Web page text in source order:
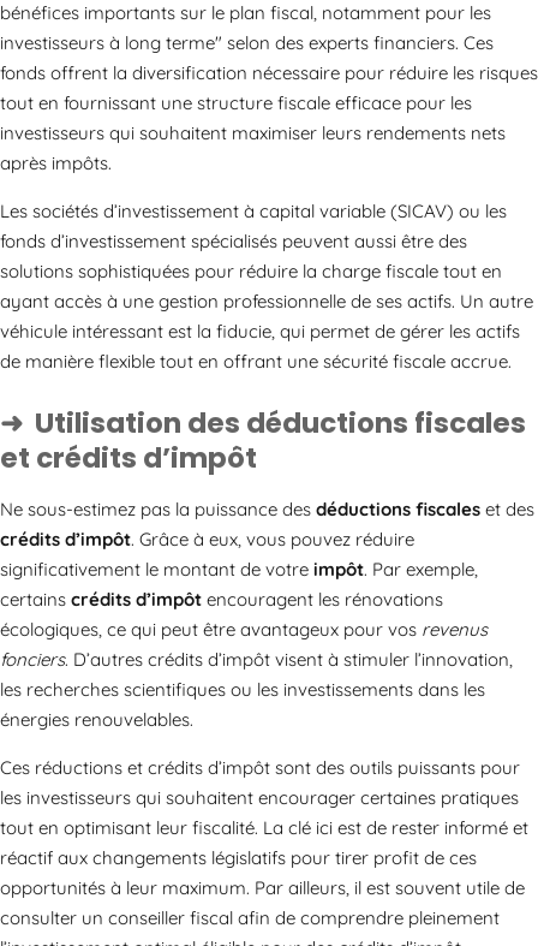
bénéfices importants sur le plan fiscal, notamment pour les
investisseurs à long terme selon des experts financiers. Ces
fonds offrent la diversification nécessaire pour réduire les risques
tout en fournissant une structure fiscale efficace pour les
investisseurs qui souhaitent maximiser leurs rendements nets
après impôts.
Les sociétés d’investissement à capital variable (SICAV) ou les
fonds d’investissement spécialisés peuvent aussi être des
solutions sophistiquées pour réduire la charge fiscale tout en
ayant accès à une gestion professionnelle de ses actifs. Un autre
véhicule intéressant est la fiducie, qui permet de gérer les actifs
de manière flexible tout en offrant une sécurité fiscale accrue.
Utilisation des déductions fiscales
et crédits d’impôt
Ne sous-estimez pas la puissance des déductions fiscales et des
crédits d’impôt. Grâce à eux, vous pouvez réduire
significativement le montant de votre impôt. Par exemple,
certains crédits d’impôt encouragent les rénovations
écologiques, ce qui peut être avantageux pour vos revenus
fonciers. D’autres crédits d’impôt visent à stimuler l’innovation,
les recherches scientifiques ou les investissements dans les
énergies renouvelables.
Ces réductions et crédits d’impôt sont des outils puissants pour
les investisseurs qui souhaitent encourager certaines pratiques
tout en optimisant leur fiscalité. La clé ici est de rester informé et
réactif aux changements législatifs pour tirer profit de ces
opportunités à leur maximum. Par ailleurs, il est souvent utile de
consulter un conseiller fiscal afin de comprendre pleinement